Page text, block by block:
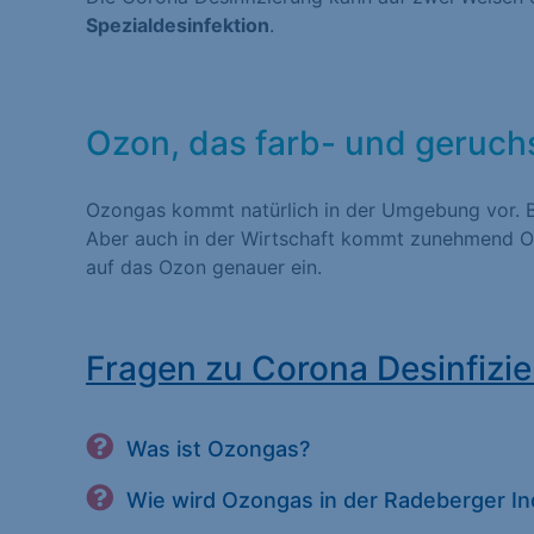
Spezialdesinfektion.
Ozon, das farb- und
Ozongas kommt natürlich in der Umgebung vor.
Aber auch in der Wirtschaft kommt zunehmend
auf das Ozon genauer ein.
Fragen zu Corona
Was ist Ozongas?
Wie wird Ozongas in der Radeberger
Statistik Cookies
Website nutzen.
Besucher unsere
Marketing (1)
Marketing-Cookies
Inhalte von